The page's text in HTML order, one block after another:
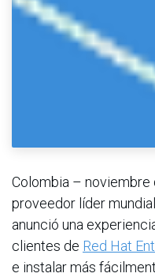
Colombia – noviembre
proveedor líder
anunció una
clientes de Red Hat
e instalar más